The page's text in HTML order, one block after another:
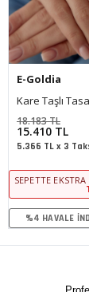
E-Goldia
Kare Taşlı
15.410 TL
18.183 TL
5.366 TL x 3
SEPETTE
%4 HAVALE